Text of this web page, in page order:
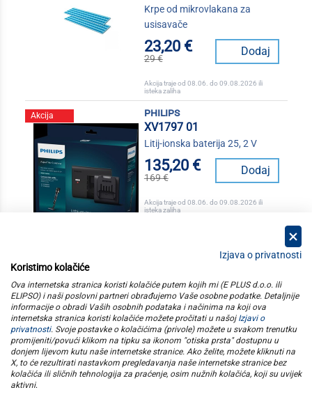
Krpe od mikrovlakana za
usisavače
23,20 €
29 €
Dodaj
Akcija traje od 08.06. do 09.08.2026 ili
isteka zaliha
Akcija
philips
XV1797 01
Litij-ionska baterija 25, 2 V
135,20 €
169 €
Dodaj
Akcija traje od 08.06. do 09.08.2026 ili
isteka zaliha
kategorije
elipso
informacije
pratite nas
Izjava o privatnosti
Koristimo kolačiće
Ova internetska stranica koristi kolačiće putem kojih mi (E PLUS d.o.o. ili
ELIPSO) i naši poslovni partneri obrađujemo Vaše osobne podatke. Detaljnije
informacije o obradi Vaših osobnih podataka i načinima na koji ova
internetska stranica koristi kolačiće možete pročitati u našoj Izjavi o
privatnosti. Svoje postavke o kolačićima (privole) možete u svakom trenutku
promijeniti/povući klikom na tipku sa ikonom "otiska prsta" dostupnu u
donjem lijevom kutu naše internetske stranice. Ako želite, možete kliknuti na
X, to će rezultirati nastavkom pregledavanja naše internetske stranice bez
kolačića ili sličnih tehnologija za praćenje, osim nužnih kolačića, koji su uvijek
aktivni.